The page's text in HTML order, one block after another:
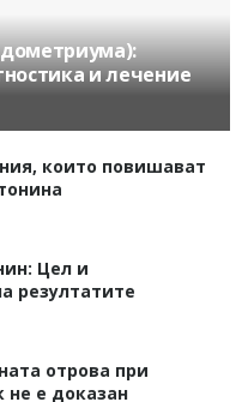
и лечение
които повишават
Цел и
резултатите
отрова при
не е доказан